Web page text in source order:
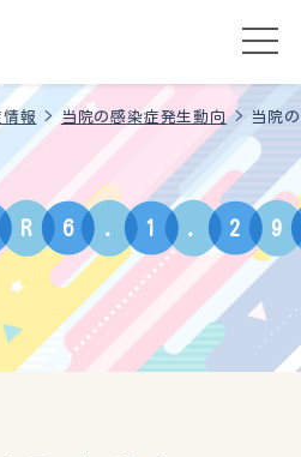
報 > 当院の感染症発生動向> 当院
R 6 . 1 . 2 9